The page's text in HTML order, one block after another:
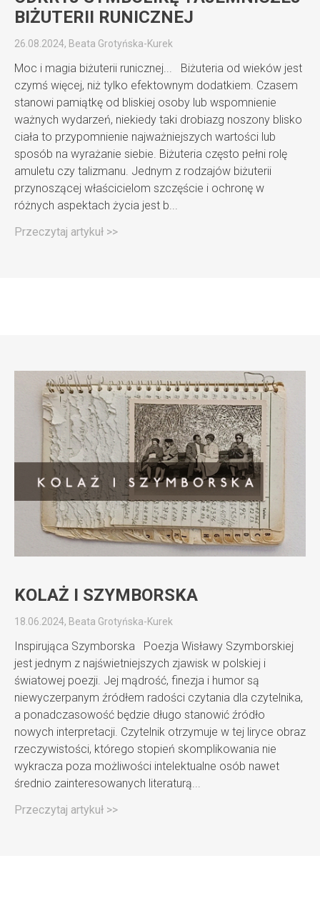
BIŻUTERII RUNICZNEJ
26.08.2024, Beata Grotyńska-Kurek
Moc i magia biżuterii runicznej... Biżuteria od wieków jest
czymś więcej, niż tylko efektownym dodatkiem. Czasem
stanowi pamiątkę od bliskiej osoby lub wspomnienie
ważnych wydarzeń, niekiedy taki drobiazg noszony blisko
ciała to przypomnienie najważniejszych wartości lub
sposób na wyrażanie siebie. Biżuteria często pełni rolę
amuletu czy talizmanu. Jednym z rodzajów biżuterii
przynoszącej właścicielom szczęście i ochronę w
różnych aspektach życia jest b...
Przeczytaj artykuł >>
KOLAŻ I SZYMBORSKA
18.06.2024, Beata Grotyńska-Kurek
Inspirująca Szymborska Poezja Wisławy Szymborskiej
jest jednym z najświetniejszych zjawisk w polskiej i
światowej poezji. Jej mądrość, finezja i humor są
niewyczerpanym źródłem radości czytania dla czytelnika,
a ponadczasowość będzie długo stanowić źródło
nowych interpretacji. Czytelnik otrzymuje w tej liryce obraz
rzeczywistości, którego stopień skomplikowania nie
wykracza poza możliwości intelektualne osób nawet
średnio zainteresowanych literaturą...
Przeczytaj artykuł >>